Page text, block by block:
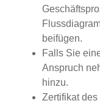
beifügen.
Falls Sie
Anspruch
hinzu.
Zertifikat